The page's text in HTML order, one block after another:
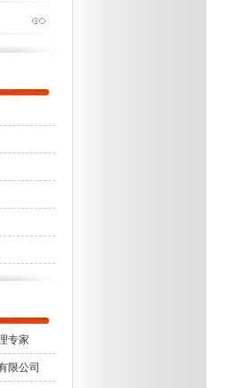
专家
限公司